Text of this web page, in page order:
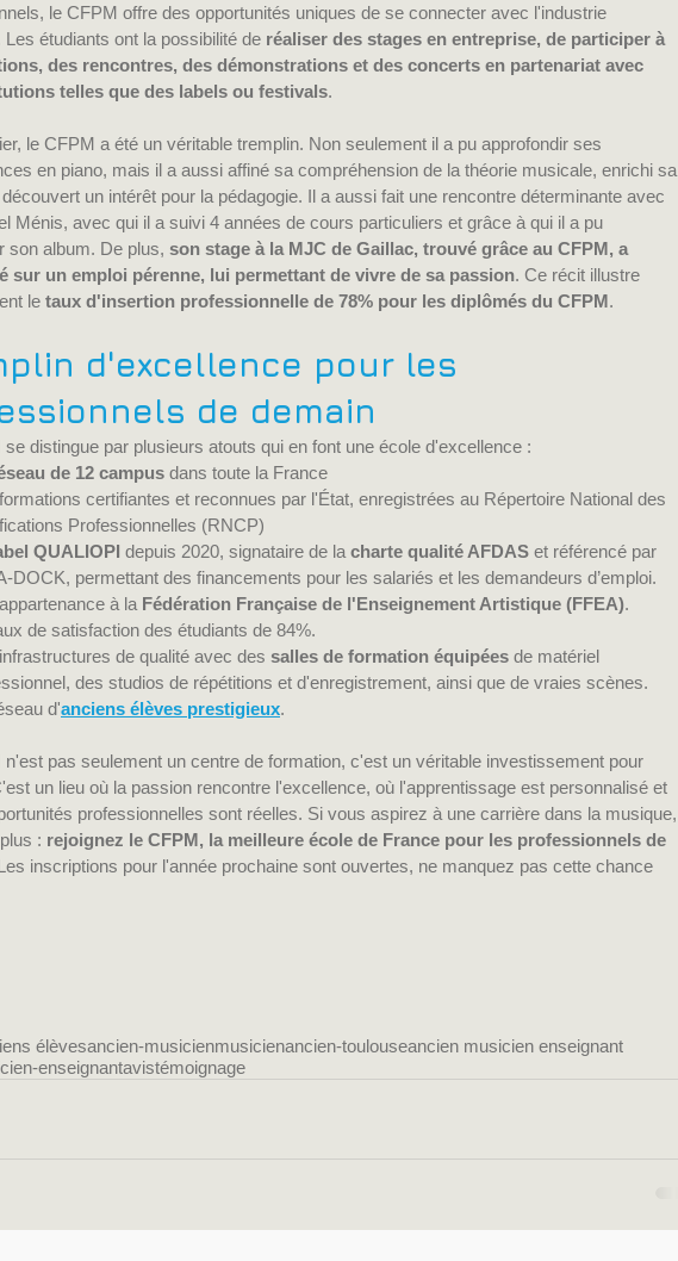
le CFPM offre des opportunités uniques de se connecter avec l'industrie
Les étudiants ont la possibilité de réaliser des stages en entreprise, de participer à
des rencontres, des démonstrations et des concerts en partenariat avec
telles que des labels ou festivals.
le CFPM a été un véritable tremplin. Non seulement il a pu approfondir ses
en piano, mais il a aussi affiné sa compréhension de la théorie musicale, enrichi sa
un intérêt pour la pédagogie. Il a aussi fait une rencontre déterminante avec
Ménis, avec qui il a suivi 4 années de cours particuliers et grâce à qui il a pu
son album. De plus, son stage à la MJC de Gaillac, trouvé grâce au CFPM, a
sur un emploi pérenne, lui permettant de vivre de sa passion. Ce récit illustre
le taux d'insertion professionnelle de 78% pour les diplômés du CFPM.
d'excellence pour les
de demain
se distingue par plusieurs atouts qui en font une école d'excellence :
de 12 campus dans toute la France
certifiantes et reconnues par l'État, enregistrées au Répertoire National des
Professionnelles (RNCP)
QUALIOPI depuis 2020, signataire de la charte qualité AFDAS et référencé par
DOCK, permettant des financements pour les salariés et les demandeurs d’emploi.
à la Fédération Française de l'Enseignement Artistique (FFEA).
de satisfaction des étudiants de 84%.
de qualité avec des salles de formation équipées de matériel
des studios de répétitions et d'enregistrement, ainsi que de vraies scènes.
d'anciens élèves prestigieux.
n'est pas seulement un centre de formation, c'est un véritable investissement pour
un lieu où la passion rencontre l'excellence, où l'apprentissage est personnalisé et
professionnelles sont réelles. Si vous aspirez à une carrière dans la musique,
: rejoignez le CFPM, la meilleure école de France pour les professionnels de
inscriptions pour l'année prochaine sont ouvertes, ne manquez pas cette chance
élèvesancien-musicienmusicienancien-toulouseancien musicien enseignant
enseignantavistémoignage